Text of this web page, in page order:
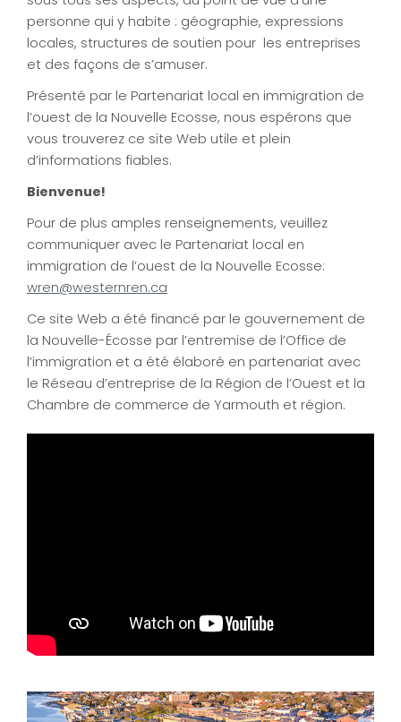
personne qui y habite : géographie, expressions
locales, structures de soutien pour les entreprises
et des façons de s’amuser.
Présenté par le Partenariat local en immigration de
l’ouest de la Nouvelle Ecosse, nous espérons que
vous trouverez ce site Web utile et plein
d’informations fiables.
Bienvenue!
Pour de plus amples renseignements, veuillez
communiquer avec le Partenariat local en
immigration de l’ouest de la Nouvelle Ecosse:
wren@westernren.ca
Ce site Web a été financé par le gouvernement de
la Nouvelle-Écosse par l’entremise de l’Office de
l’immigration et a été élaboré en partenariat avec
le Réseau d’entreprise de la Région de l’Ouest et la
Chambre de commerce de Yarmouth et région.